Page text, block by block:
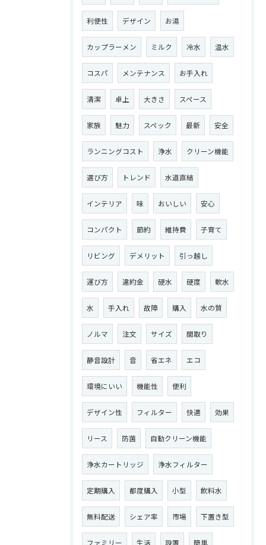
利便性 デザイン お湯
カップラーメン ミルク 冷水 温水
コスパ メンテナンス お手入れ
清潔 卓上 大きさ スペース
家族 魅力 スペック 最新 安全
ランニングコスト 浄水 クリーン機能
選び方 トレンド 水道直結
インテリア 味 おいしい 安心
コンパクト 節約 維持費 子育て
リビング デメリット 引っ越し
運び方 違約金 硬水 硬度 軟水
水 手入れ 故障 購入 水の質
ノルマ 注文 サイズ 間取り
静音設計 音 省エネ エコ
環境にいい 機能性 便利
デザイン性 フィルター 快適 効果
リース 防菌 自動クリーン機能
浄水カートリッジ 浄水フィルター
定期購入 都度購入 小型 飲料水
無料配送 シェア率 市場 下置き型
ファミリー 生活 設置 簡単